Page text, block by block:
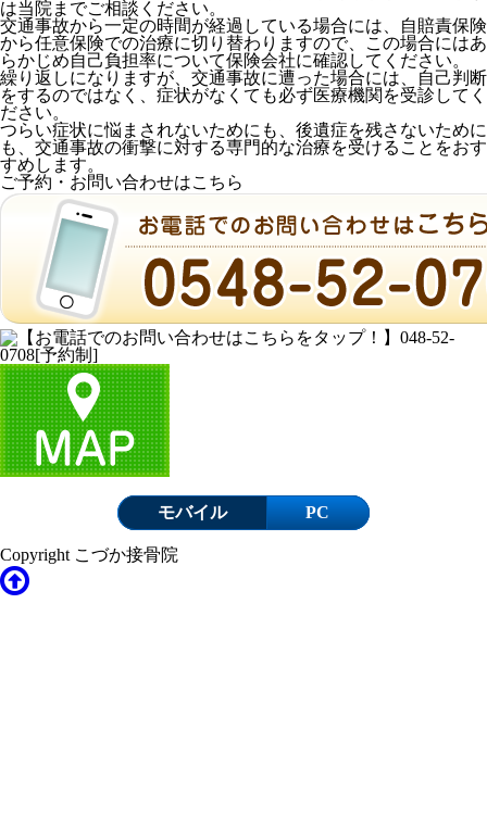
は当院までご相談ください。
交通事故から一定の時間が経過している場合には、自賠責保険
から任意保険での治療に切り替わりますので、この場合にはあ
らかじめ自己負担率について保険会社に確認してください。
繰り返しになりますが、 交通事故に遭った場合には、自己判断
をするのではなく、症状がなくても必ず医療機関を受診してく
ださい。
つらい症状に悩まされないためにも、後遺症を残さないために
も、交通事故の衝撃に対する専門的な治療を受けることをおす
すめします。
ご予約・お問い合わせはこちら
モバイル PC
Copyright こづか接骨院